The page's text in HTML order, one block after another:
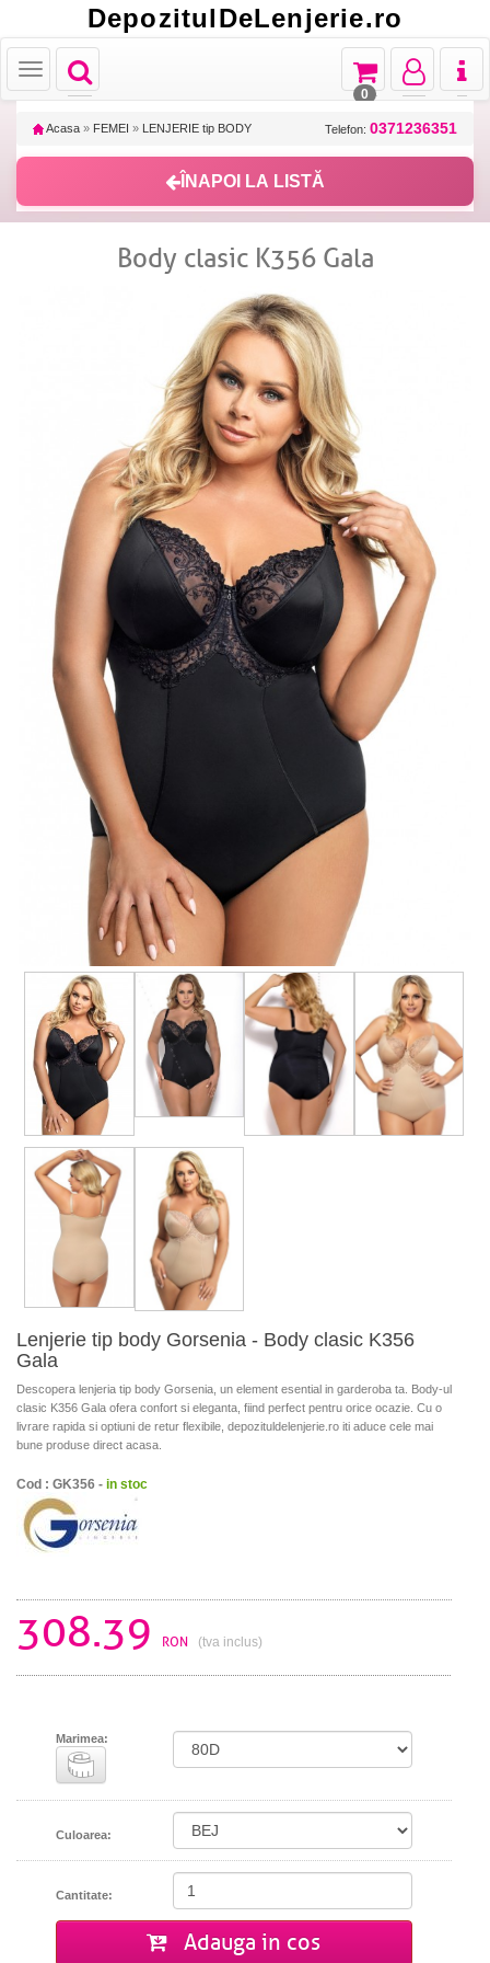
DepozitulDeLenjerie.ro
Toggle
navigation
Toggle
Toggle
navigation
Toggle
navigation
Toggle
navigation
0
Acasa » FEMEI » LENJERIE tip BODY Telefon: 0371236351
ÎNAPOI LA LISTĂ
Body clasic K356 Gala
Lenjerie tip body Gorsenia - Body clasic K356
Gala
Descopera lenjeria tip body Gorsenia, un element esential in garderoba ta. Body-ul
clasic K356 Gala ofera confort si eleganta, fiind perfect pentru orice ocazie. Cu o
livrare rapida si optiuni de retur flexibile, depozituldelenjerie.ro iti aduce cele mai
bune produse direct acasa.
Cod : GK356 - in stoc
308.39 RON (tva inclus)
Marimea:
Culoarea:
Cantitate:
Adauga in cos